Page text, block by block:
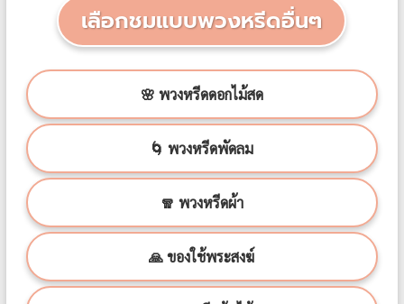
เลือกชมแบบพวงหรีดอื่นๆ
🌸 พวงหรีดดอกไม้สด
🌀 พวงหรีดพัดลม
🧣 พวงหรีดผ้า
🙏 ของใช้พระสงฆ์